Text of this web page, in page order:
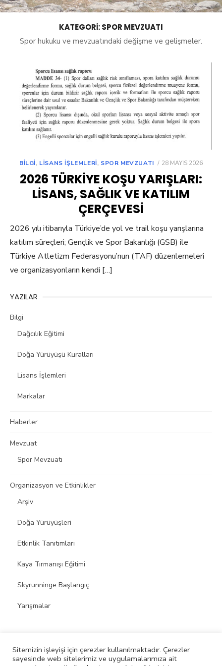
KATEGORI:SPOR MEVZUATI
Spor hukuku ve mevzuatındaki değişme ve gelişmeler.
BILGI, LISANS İŞLEMLERI, SPOR MEVZUATI
POSTED
28 MAYIS 2026
2026 TÜRKIYE KOŞU YARIŞLARI:
LISANS, SAĞLIK VE KATILIM
ÇERÇEVESI
2026 yılı itibarıyla Türkiye’de yol ve trail koşu yarışlarına
katılım süreçleri; Gençlik ve Spor Bakanlığı (GSB) ile
Türkiye Atletizm Federasyonu’nun (TAF) düzenlemeleri
ve organizasyonların kendi […]
YAZILAR
Bilgi
Dağcılık Eğitimi
Doğa Yürüyüşü Kuralları
Lisans İşlemleri
Markalar
Haberler
Mevzuat
Spor Mevzuatı
Organizasyon ve Etkinlikler
Arşiv
Doğa Yürüyüşleri
Etkinlik Tanıtımları
Kaya Tırmanışı Eğitimi
Skyrunninge Başlangıç
Yarışmalar
© 2026 Skyrunning Spor Kulübü
Sitemizin işleyişi için çerezler kullanılmaktadır. Çerezler
sayesinde web sitelerimiz ve uygulamalarımıza ait